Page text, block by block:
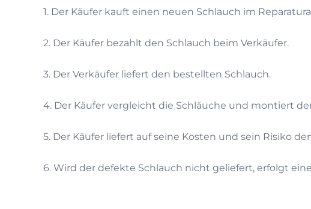
1. Der Käufer kauft einen neuen Schlauch im
2. Der Käufer bezahlt den Schlauch beim Verkäufer.
3. Der Verkäufer liefert den bestellten Schlauch.
4. Der Käufer vergleicht die Schläuche und montiert
5. Der Käufer liefert auf seine Kosten und sein Risiko
6. Wird der defekte Schlauch nicht geliefert, erfolgt